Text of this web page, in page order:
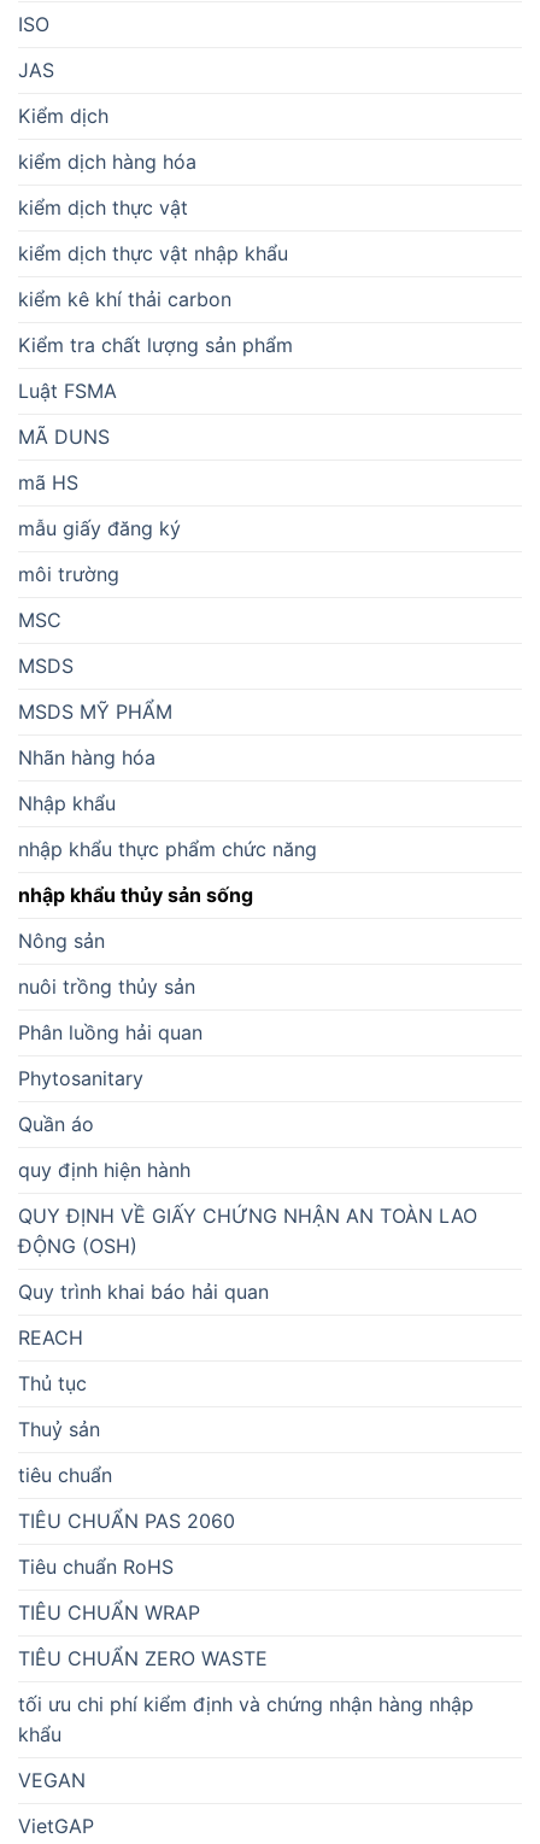
ISO
JAS
Kiểm dịch
kiểm dịch hàng hóa
kiểm dịch thực vật
kiểm dịch thực vật nhập khẩu
kiểm kê khí thải carbon
Kiểm tra chất lượng sản phẩm
Luật FSMA
MÃ DUNS
mã HS
mẫu giấy đăng ký
môi trường
MSC
MSDS
MSDS MỸ PHẨM
Nhãn hàng hóa
Nhập khẩu
nhập khẩu thực phẩm chức năng
nhập khẩu thủy sản sống
Nông sản
nuôi trồng thủy sản
Phân luồng hải quan
Phytosanitary
Quần áo
quy định hiện hành
QUY ĐỊNH VỀ GIẤY CHỨNG NHẬN AN TOÀN LAO
ĐỘNG (OSH)
Quy trình khai báo hải quan
REACH
Thủ tục
Thuỷ sản
tiêu chuẩn
TIÊU CHUẨN PAS 2060
Tiêu chuẩn RoHS
TIÊU CHUẨN WRAP
TIÊU CHUẨN ZERO WASTE
tối ưu chi phí kiểm định và chứng nhận hàng nhập
khẩu
VEGAN
VietGAP